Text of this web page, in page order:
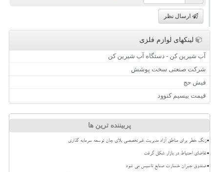
ارسال نظر
لینکهای لوازم فلزی
آب شیرین کن - دستگاه آب شیرین کن
شرکت صنعتی سخت پوشش
فیش حج
قیمت بیسیم کنوود
پربیننده ترین ها
زنگ خطر برای مناطق آزاد مدیریت غیرتخصصی بلای جان توسعه سرمایه گذاری
تقاضای احتیاط در بازار شکل گرفت
صندوق جبران خسارت صنایع تاسیس می شود